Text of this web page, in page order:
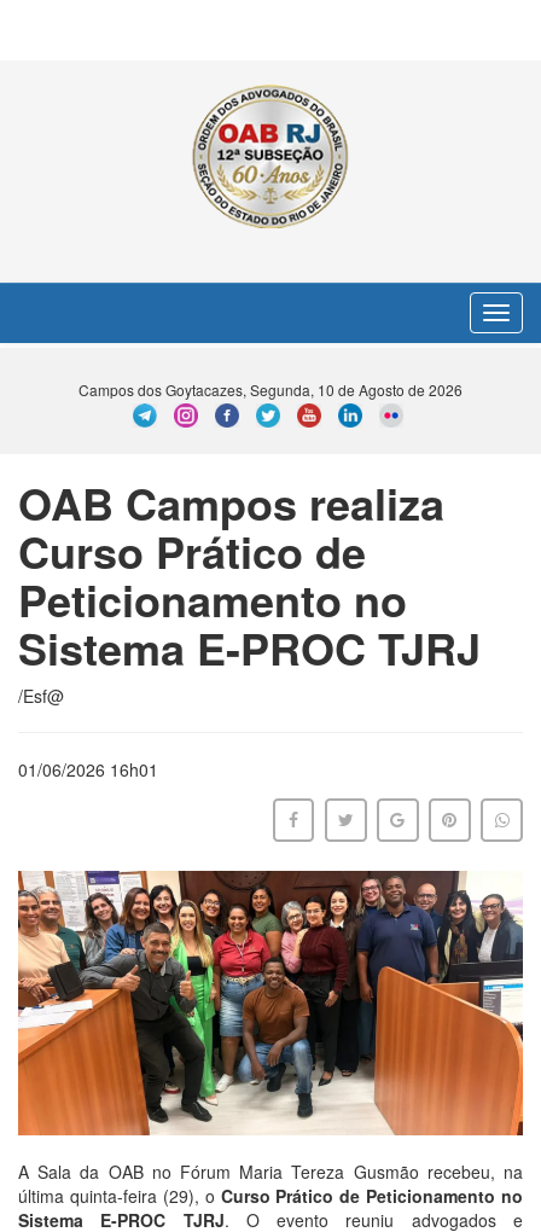
Toggle
Campos dos Goytacazes, Segunda, 10 de Agosto de 2026
OAB Campos realiza
Curso Prático de
Peticionamento no
Sistema E-PROC TJRJ
/Esf@
01/06/2026 16h01
A Sala da OAB no Fórum Maria Tereza Gusmão recebeu, na
última quinta-feira (29), o Curso Prático de Peticionamento no
Sistema E-PROC TJRJ. O evento reuniu advogados e